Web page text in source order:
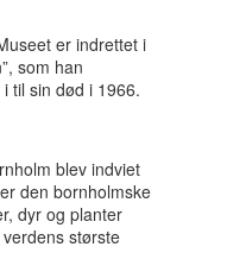
er indrettet i
som han
til sin død i 1966.
blev indviet
den bornholmske
dyr og planter
største